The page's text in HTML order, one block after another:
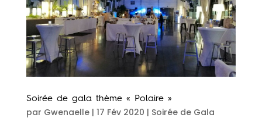
Soirée de gala thème « Polaire »
par Gwenaelle| 17 Fév 2020 | Soirée de Gala